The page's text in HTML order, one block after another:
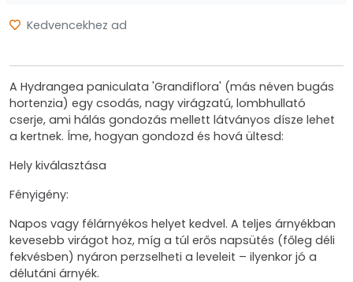
Kedvencekhez ad
A Hydrangea paniculata 'Grandiflora' (más néven bugás
hortenzia) egy csodás, nagy virágzatú, lombhullató
cserje, ami hálás gondozás mellett látványos dísze lehet
a kertnek. Íme, hogyan gondozd és hová ültesd:
Hely kiválasztása
Fényigény:
Napos vagy félárnyékos helyet kedvel. A teljes árnyékban
kevesebb virágot hoz, míg a túl erős napsütés (főleg déli
fekvésben) nyáron perzselheti a leveleit – ilyenkor jó a
délutáni árnyék.